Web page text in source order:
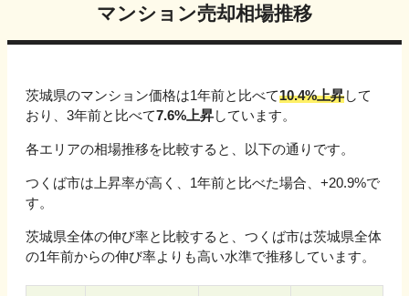
マンション売却相場推移
茨城県のマンション価格は1年前と比べて10.4%上昇して
おり、3年前と比べて7.6%上昇しています。
各エリアの相場推移を比較すると、以下の通りです。
つくば市は上昇率が高く、1年前と比べた場合、 +20.9%で
す。
茨城県全体の伸び率と比較すると、 つくば市は茨城県全体
の1年前からの伸び率よりも高い水準で推移しています。